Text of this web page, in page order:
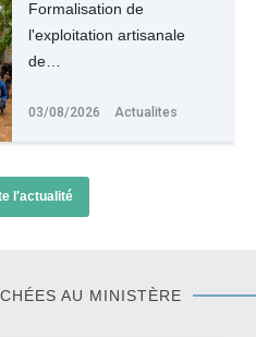
Formalisation de
l'exploitation artisanale
de…
03/08/2026 Actualites
l'actualité
AU MINISTÈRE